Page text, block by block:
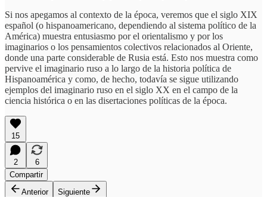
Si nos apegamos al contexto de la época, veremos que el siglo XIX
español (o hispanoamericano, dependiendo al sistema político de la
América) muestra entusiasmo por el orientalismo y por los
imaginarios o los pensamientos colectivos relacionados al Oriente,
donde una parte considerable de Rusia está. Esto nos muestra como
pervive el imaginario ruso a lo largo de la historia política de
Hispanoamérica y como, de hecho, todavía se sigue utilizando
ejemplos del imaginario ruso en el siglo XX en el campo de la
ciencia histórica o en las disertaciones políticas de la época.
15
2
6
Compartir
Anterior
Siguiente